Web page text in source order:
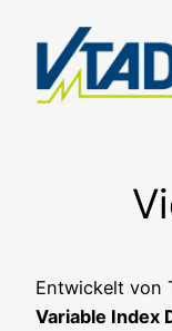
springen
Ent­wi­ckelt von
Varia­ble Index